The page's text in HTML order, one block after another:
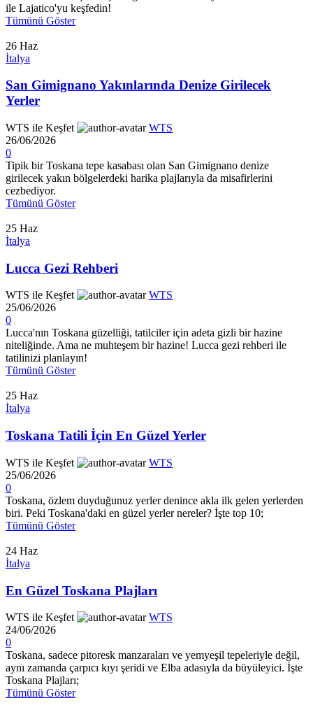
ile Lajatico'yu keşfedin!
Tümünü Göster
26 Haz
İtalya
San Gimignano Yakınlarında Denize Girilecek
Yerler
WTS ile Keşfet
WTS
26/06/2026
0
Tipik bir Toskana tepe kasabası olan San Gimignano denize
girilecek yakın bölgelerdeki harika plajlarıyla da misafirlerini
cezbediyor.
Tümünü Göster
25 Haz
İtalya
Lucca Gezi Rehberi
WTS ile Keşfet
WTS
25/06/2026
0
Lucca'nın Toskana güzelliği, tatilciler için adeta gizli bir hazine
niteliğinde. Ama ne muhteşem bir hazine! Lucca gezi rehberi ile
tatilinizi planlayın!
Tümünü Göster
25 Haz
İtalya
Toskana Tatili İçin En Güzel Yerler
WTS ile Keşfet
WTS
25/06/2026
0
Toskana, özlem duyduğunuz yerler denince akla ilk gelen yerlerden
biri. Peki Toskana'daki en güzel yerler nereler? İşte top 10;
Tümünü Göster
24 Haz
İtalya
En Güzel Toskana Plajları
WTS ile Keşfet
WTS
24/06/2026
0
Toskana, sadece pitoresk manzaraları ve yemyeşil tepeleriyle değil,
aynı zamanda çarpıcı kıyı şeridi ve Elba adasıyla da büyüleyici. İşte
Toskana Plajları;
Tümünü Göster